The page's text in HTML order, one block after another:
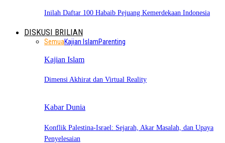
Inilah Daftar 100 Habaib Pejuang Kemerdekaan Indonesia
DISKUSI BRILIAN
SemuaKajian IslamParenting
Kajian Islam
Dimensi Akhirat dan Virtual Reality
Kabar Dunia
Konflik Palestina-Israel: Sejarah, Akar Masalah, dan Upaya
Penyelesaian